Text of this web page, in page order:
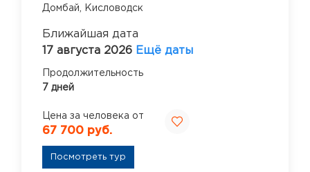
Домбай,
Кисловодск
Ближайшая дата
17 августа 2026 Ещё даты
Продолжительность
7 дней
Цена за человека от
67 700 руб.
Посмотреть тур